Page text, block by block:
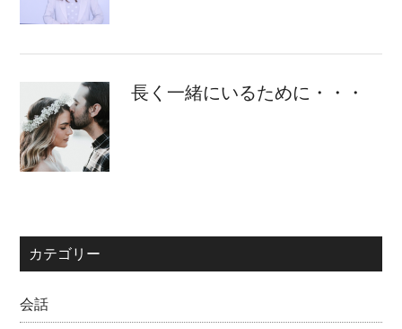
長く一緒にいるために・・・
カテゴリー
会話